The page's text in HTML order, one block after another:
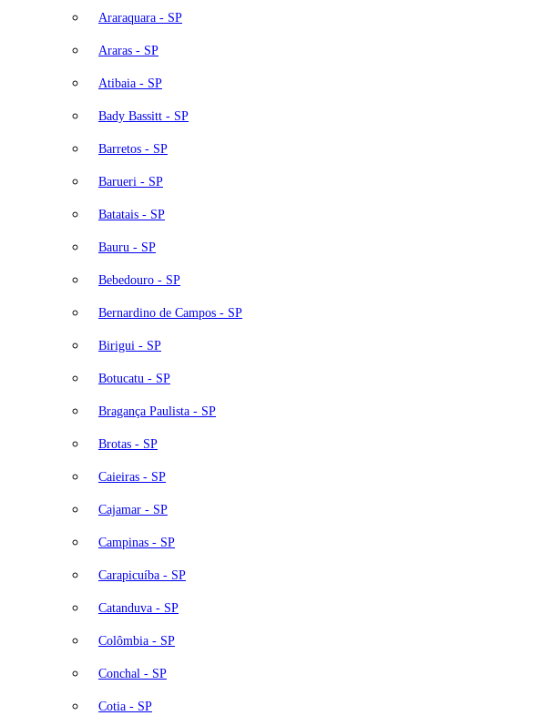
Araraquara - SP
Araras - SP
Atibaia - SP
Bady Bassitt - SP
Barretos - SP
Barueri - SP
Batatais - SP
Bauru - SP
Bebedouro - SP
Bernardino de Campos - SP
Birigui - SP
Botucatu - SP
Bragança Paulista - SP
Brotas - SP
Caieiras - SP
Cajamar - SP
Campinas - SP
Carapicuíba - SP
Catanduva - SP
Colômbia - SP
Conchal - SP
Cotia - SP